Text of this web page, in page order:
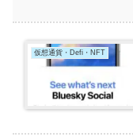
仮想通貨・Defi・NFT